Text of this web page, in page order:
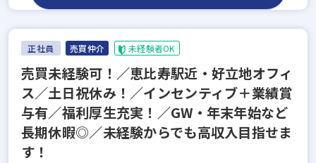
正社員 売買仲介 未経験者OK
売買未経験可！／恵比寿駅近・好立地オフィ
ス／土日祝休み！／インセンティブ＋業績賞
与有／福利厚生充実！／GW・年末年始など
長期休暇◎／未経験からでも高収入目指せま
す！